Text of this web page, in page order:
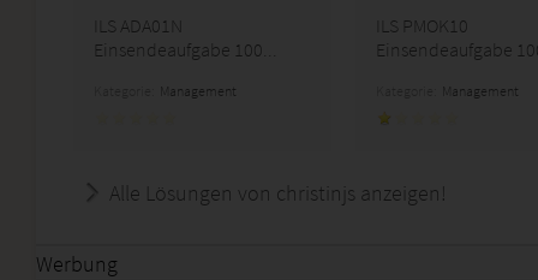
ILS ADA01N
Einsendeaufgabe 100...
Management
ILS PMOK10
Einsendeaufgabe
Management
Alle Lösungen von christinjs anzeigen!
Werbung